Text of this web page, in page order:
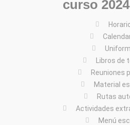
curso
Libros de
Reuniones
Material
Rutas
Actividades
Menú